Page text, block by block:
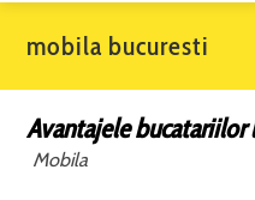
mobila bucuresti
Avantajele bucatariilor
Mobila